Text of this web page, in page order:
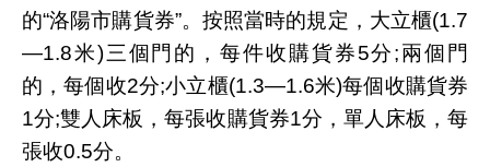
的“洛陽市購貨券”。按照當時的規定，大立櫃(1.7
—1.8米)三個門的，每件收購貨券5分;兩個門
的，每個收2分;小立櫃(1.3—1.6米)每個收購貨券
1分;雙人床板，每張收購貨券1分，單人床板，每
張收0.5分。